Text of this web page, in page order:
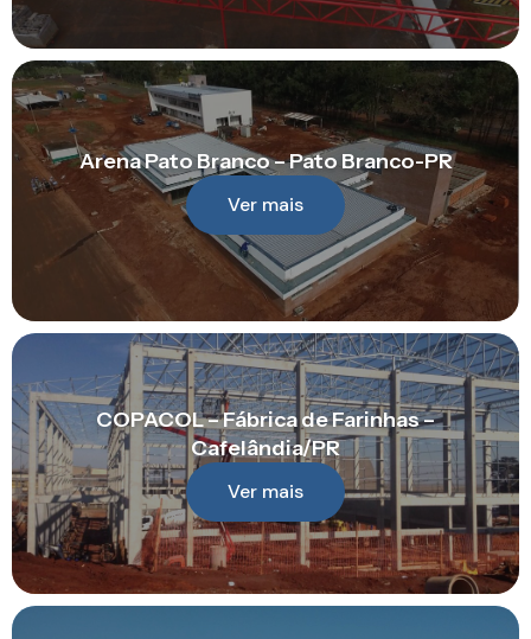
Arena Pato Branco – Pato Branco-PR
Ver mais
COPACOL – Fábrica de Farinhas –
Cafelândia/PR
Ver mais